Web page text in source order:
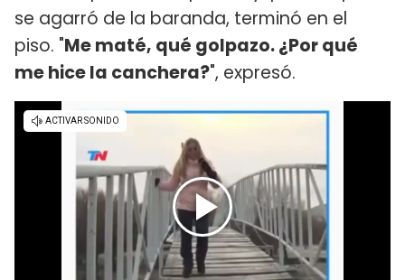
se agarró de la baranda, terminó en el
piso. "Me maté, qué golpazo. ¿Por qué
me hice la canchera?", expresó.